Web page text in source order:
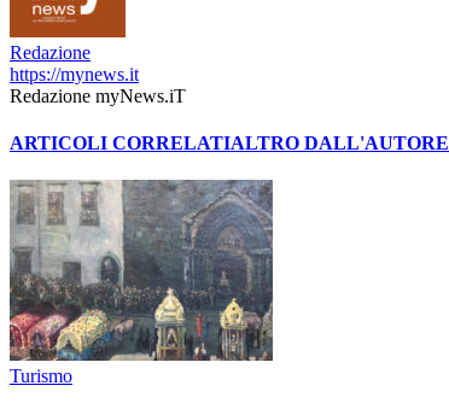
Redazione
https://mynews.it
Redazione myNews.iT
ARTICOLI CORRELATIALTRO DALL'AUTORE
Turismo